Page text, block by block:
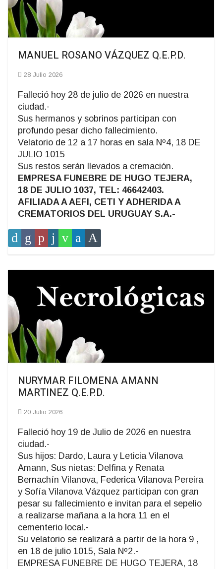
MANUEL ROSANO VÁZQUEZ Q.E.P.D.
28 Julio 2026
Falleció hoy 28 de julio de 2026 en nuestra
ciudad.-
Sus hermanos y sobrinos participan con
profundo pesar dicho fallecimiento.
Velatorio de 12 a 17 horas en sala Nº4, 18 DE
JULIO 1015
Sus restos serán llevados a cremación.
EMPRESA FUNEBRE DE HUGO TEJERA,
18 DE JULIO 1037, TEL: 46642403.
AFILIADA A AEFI, CETI Y ADHERIDA A
CREMATORIOS DEL URUGUAY S.A.-
NURYMAR FILOMENA AMANN
MARTINEZ Q.E.P.D.
20 Julio 2026
Falleció hoy 19 de Julio de 2026 en nuestra
ciudad.-
Sus hijos: Dardo, Laura y Leticia Vilanova
Amann, Sus nietas: Delfina y Renata
Bernachín Vilanova, Federica Vilanova Pereira
y Sofía Vilanova Vázquez participan con gran
pesar su fallecimiento e invitan para el sepelio
a realizarse mañana a la hora 11 en el
cementerio local.-
Su velatorio se realizará a partir de la hora 9 ,
en 18 de julio 1015, Sala Nº2.-
EMPRESA FUNEBRE DE HUGO TEJERA, 18